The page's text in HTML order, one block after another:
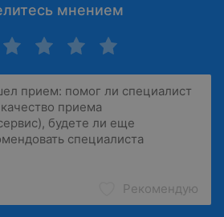
мнением
Рекомендую